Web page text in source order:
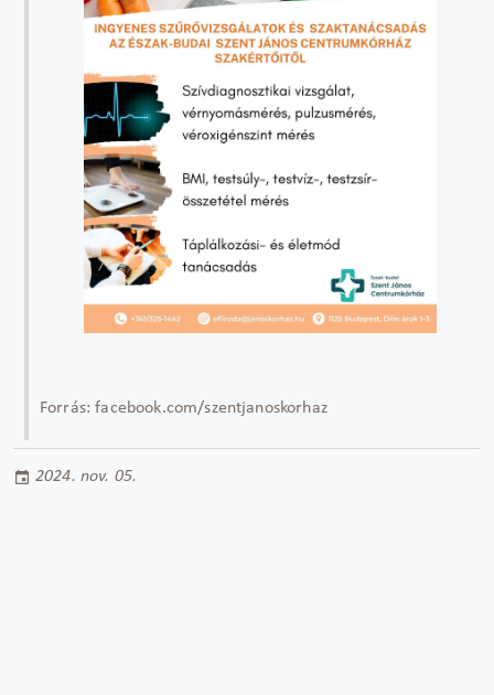
Forrás: facebook.com/szentjanoskorhaz
2024. nov. 05.